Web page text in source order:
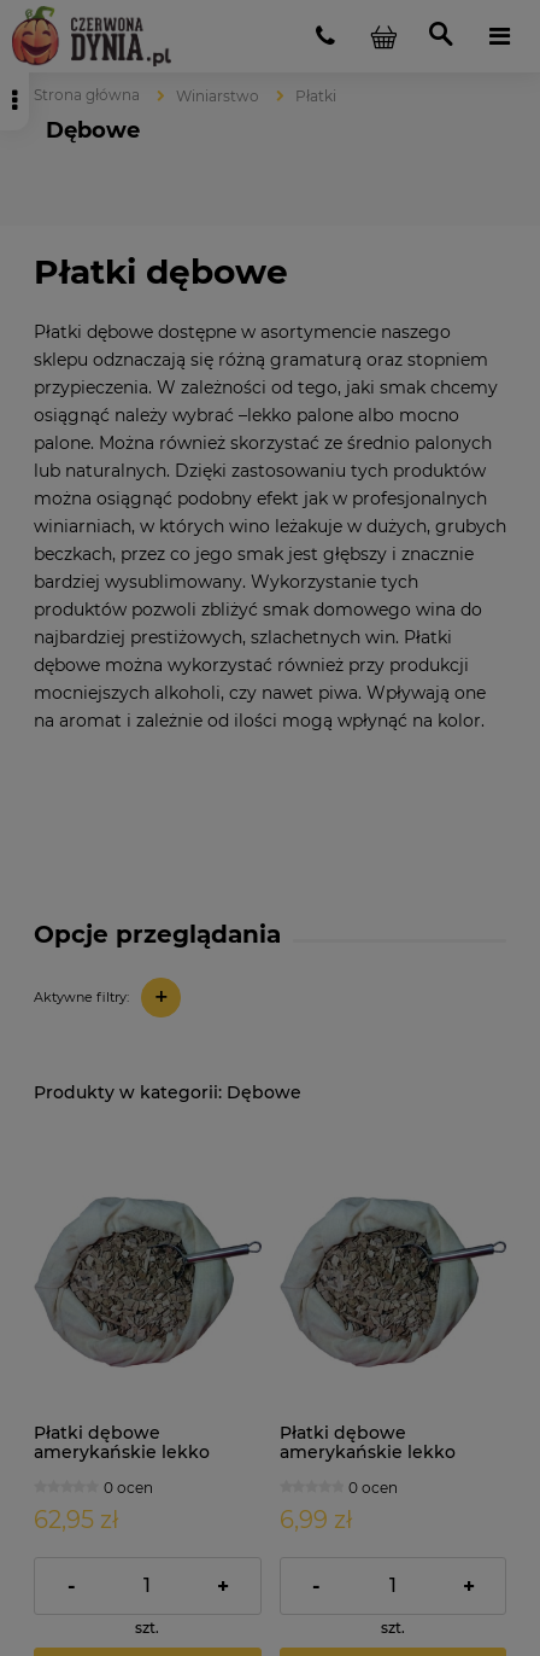
Strona główna Winiarstwo Płatki
Dębowe
Opcje przeglądania
Aktywne filtry: +
Płatki dębowe
Płatki dębowe dostępne w asortymencie naszego
sklepu odznaczają się różną gramaturą oraz stopniem
przypieczenia. W zależności od tego, jaki smak chcemy
osiągnąć należy wybrać –lekko palone albo mocno
palone. Można również skorzystać ze średnio palonych
lub naturalnych. Dzięki zastosowaniu tych produktów
można osiągnąć podobny efekt jak w profesjonalnych
winiarniach, w których wino leżakuje w dużych, grubych
beczkach, przez co jego smak jest głębszy i znacznie
bardziej wysublimowany. Wykorzystanie tych
produktów pozwoli zbliżyć smak domowego wina do
najbardziej prestiżowych, szlachetnych win. Płatki
dębowe można wykorzystać również przy produkcji
mocniejszych alkoholi, czy nawet piwa. Wpływają one
na aromat i zależnie od ilości mogą wpłynąć na kolor.
Dębowe
Płatki dębowe
amerykańskie lekko
0 ocen
62,95 zł
- +
szt.
Płatki dębowe
amerykańskie lekko
0 ocen
6,99 zł
- +
szt.